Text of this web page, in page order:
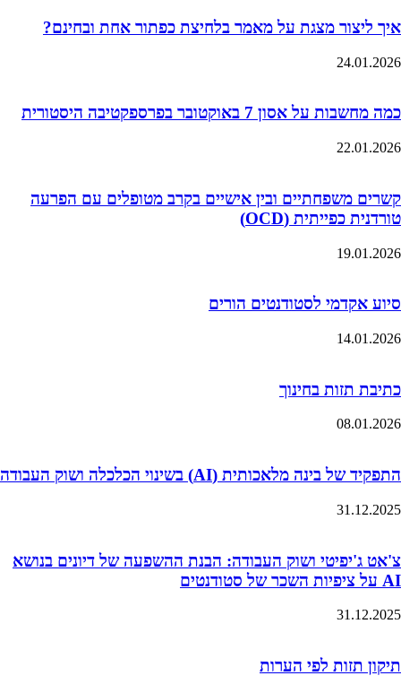
איך ליצור מצגת על מאמר בלחיצת כפתור אחת ובחינם?
24.01.2026
כמה מחשבות על אסון 7 באוקטובר בפרספקטיבה היסטורית
22.01.2026
קשרים משפחתיים ובין אישיים בקרב מטופלים עם הפרעה
טורדנית כפייתית (OCD)
19.01.2026
סיוע אקדמי לסטודנטים הורים
14.01.2026
כתיבת תזות בחינוך
08.01.2026
התפקיד של בינה מלאכותית (AI) בשינוי הכלכלה ושוק העבודה
31.12.2025
צ'אט ג'יפיטי ושוק העבודה: הבנת ההשפעה של דיונים בנושא
AI על ציפיות השכר של סטודנטים
31.12.2025
תיקון תזות לפי הערות